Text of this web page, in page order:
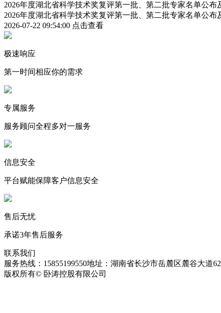
2026年度湖北省科学技术奖复评第一批、第二批专家名单公
2026年度湖北省科学技术奖复评第一批、第二批专家名单公
2026-07-22 09:54:00 点击查看
极速响应
第一时间相应你的需求
专属服务
服务顾问全程多对一服务
信息安全
平台赋能保障客户信息安全
售后无忧
承诺3年售后服务
联系我们
服务热线：15855199550地址：湖南省长沙市岳麓区麓谷大道
版权所有© 卧涛控股有限公司